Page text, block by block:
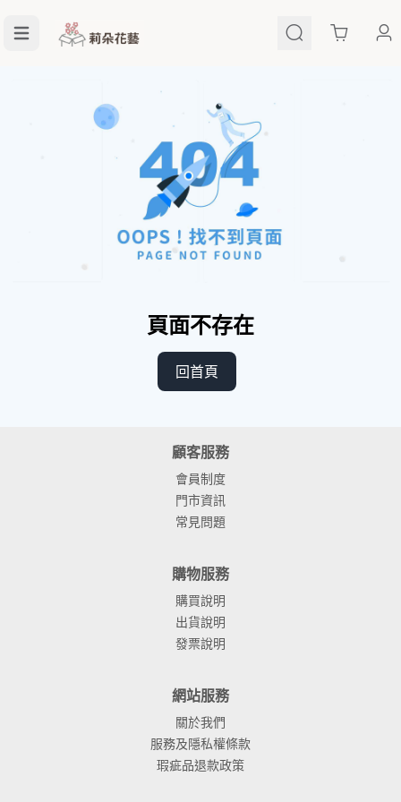
Cart
頁面不存在
回首頁
顧客服務
會員制度
門市資訊
常見問題
購物服務
購買說明
出貨說明
發票說明
網站服務
關於我們
服務及隱私權條款
瑕疵品退款政策